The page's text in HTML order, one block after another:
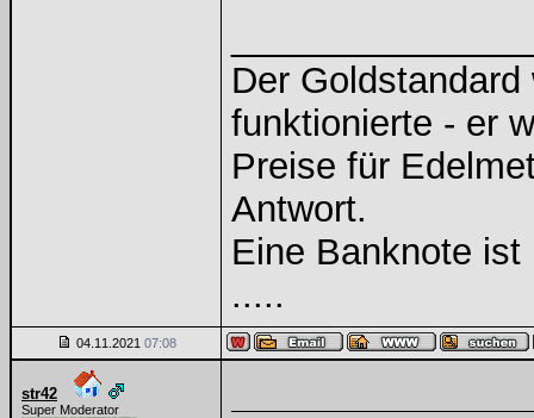
Der
funktionierte - er
Preise für
Antwort.
Eine Banknote
.....
04.11.2021 07:08
str42
Super Moderator